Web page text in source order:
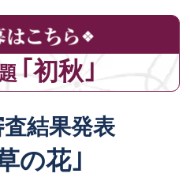
｢初秋｣
結果発表
の花｣